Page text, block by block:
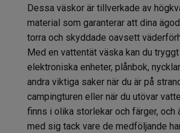
Dessa väskor är tillverkade av
material som garanterar att dina
torra och skyddade oavsett
Med en vattentät väska kan du
elektroniska enheter, plånbok,
andra viktiga saker när du är på
campingturen eller när du utövar
finns i olika storlekar och färger, och
med sig tack vare de medföljande